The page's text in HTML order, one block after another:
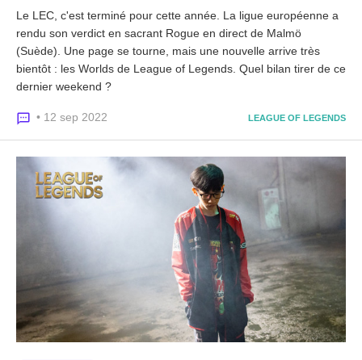
Le LEC, c'est terminé pour cette année. La ligue européenne a
rendu son verdict en sacrant Rogue en direct de Malmö
(Suède). Une page se tourne, mais une nouvelle arrive très
bientôt : les Worlds de League of Legends. Quel bilan tirer de ce
dernier weekend ?
• 12 sep 2022 LEAGUE OF LEGENDS